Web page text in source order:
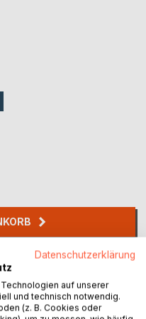
Datenschutzerklärung
auf unserer
und technisch notwendig.
(z. B. Cookies oder